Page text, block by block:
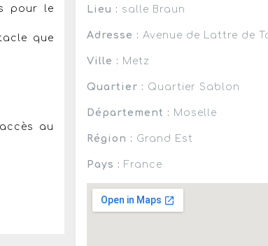
pour le
que
au
Lieu : salle Braun
Adresse : Avenue de Lattre de
Ville : Metz
Quartier : Quartier Sablon
Département : Moselle
Région : Grand Est
Pays : France